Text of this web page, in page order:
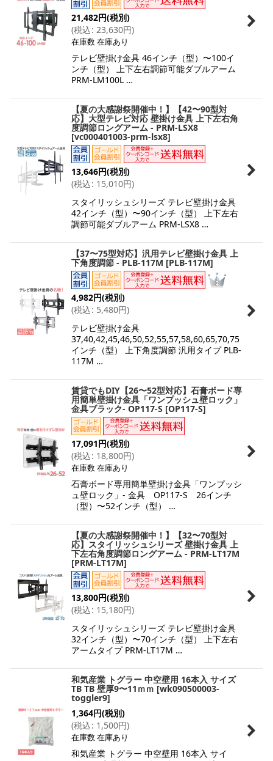
21,482円(税別)
(税込: 23,630円)
在庫数 在庫あり
テレビ壁掛け金具 46インチ（型）〜100イ
ンチ（型） 上下左右調節可能ダブルアーム
PRM-LM100L …
【夏の大感謝祭開催中！】【42〜90型対
応】大型テレビ対応 壁掛け金具 上下左右角
度調節ロングアーム - PRM-LSX8
[vc000401003-prm-lsx8]
13,646円(税別)
(税込: 15,010円)
スタイリッシュシリーズ テレビ壁掛け金具
42インチ（型）〜90インチ（型） 上下左右
調節可能ダブルアーム PRM-LSX8 …
【37〜75型対応】汎用テレビ壁掛け金具 上
下角度調節 - PLB-117M [PLB-117M]
4,982円(税別)
(税込: 5,480円)
テレビ壁掛け金具
37,40,42,45,46,50,52,55,57,58,60,65,70,75
インチ（型） 上下角度調節 汎用タイプ PLB-
117M …
賃貸でもDIY【26〜52型対応】石膏ボード専
用簡単壁掛け金具「ワンプッシュ壁ロック」
金具ブラック- OP117-S [OP117-S]
17,091円(税別)
(税込: 18,800円)
在庫数 在庫あり
石膏ボード専用簡単壁掛け金具「ワンプッシ
ュ壁ロック」- 金具 OP117-S 26インチ
（型）〜52インチ（型） …
【夏の大感謝祭開催中！】【32〜70型対
応】スタイリッシュシリーズ 壁掛け金具 上
下左右角度調節ロングアーム - PRM-LT17M
[PRM-LT17M]
13,800円(税別)
(税込: 15,180円)
スタイリッシュシリーズ テレビ壁掛け金具
32インチ（型）〜70インチ（型） 上下左右
アームタイプ PRM-LT17M …
和気産業 トグラー 中空壁用 16本入 サイズ
TB TB 壁厚9〜11ｍｍ [wk090500003-
toggler9]
1,364円(税別)
(税込: 1,500円)
在庫数 在庫あり
和気産業 トグラー 中空壁用 16本入 サイ